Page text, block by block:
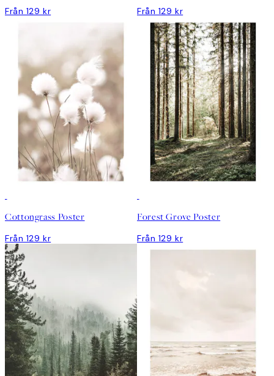
Från 129 kr Från 129 kr
Cottongrass Poster
Från 129 kr
Forest Grove Poster
Från 129 kr